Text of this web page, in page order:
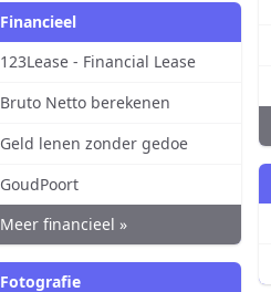
Financieel
123Lease - Financial Lease
Bruto Netto berekenen
Geld lenen zonder gedoe
GoudPoort
Meer financieel »
Fotografie